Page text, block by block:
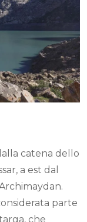
catena dello
a est dal
parte
che